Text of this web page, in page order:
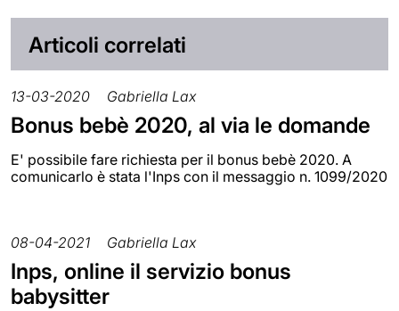
Articoli correlati
13-03-2020 Gabriella Lax
Bonus bebè 2020, al via le domande
E' possibile fare richiesta per il bonus bebè 2020. A
comunicarlo è stata l'Inps con il messaggio n. 1099/2020
08-04-2021 Gabriella Lax
Inps, online il servizio bonus
babysitter